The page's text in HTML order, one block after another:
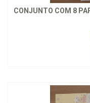
CONJUNTO COM 8